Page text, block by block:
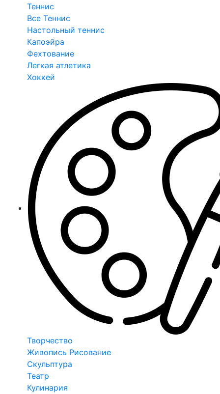
Теннис
Все Теннис
Настольный теннис
Капоэйра
Фехтование
Легкая атлетика
Хоккей
Творчество
Живопись Рисование
Скульптура
Театр
Кулинария